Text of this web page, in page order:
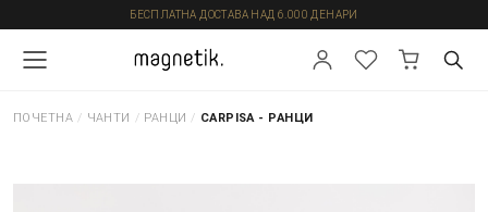
БЕСПЛАТНА ДОСТАВА НАД 6.000 ДЕНАРИ
ПОЧЕТНА / ЧАНТИ / РАНЦИ / CARPISA - РАНЦИ